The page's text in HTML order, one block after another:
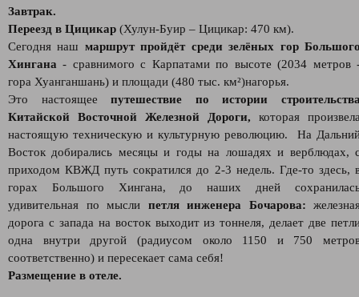
Завтрак.
Переезд в Цицикар (Хулун-Буир – Цицикар: 470 км).
Сегодня наш маршрут пройдёт среди зелёных гор
Хингана - сравнимого с Карпатами по высоте (2034 метров
гора Хуанганшань) и площади (480 тыс. км²)нагорья.
Это настоящеепутешествие по истории
Китайской Восточной Железной Дороги, которая
настоящую техническую и культурную революцию. На
Восток добирались месяцы и годы на лошадях и верблюдах,
приходом КВЖД путь сократился до 2-3 недель. Где-то здесь,
горах Большого Хингана, до наших дней
удивительная по мысли петля инженера Бочарова:
дорога с запада на восток выходит из тоннеля, делает две
одна внутри другой (радиусом около 1150 и 750
соответственно) и пересекает сама себя!
Размещение в отеле.